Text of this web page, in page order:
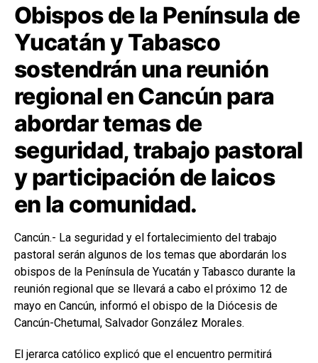
Obispos de la Península de
Yucatán y Tabasco
sostendrán una reunión
regional en Cancún para
abordar temas de
seguridad, trabajo pastoral
y participación de laicos
en la comunidad.
Cancún.- La seguridad y el fortalecimiento del trabajo
pastoral serán algunos de los temas que abordarán los
obispos de la Península de Yucatán y Tabasco durante la
reunión regional que se llevará a cabo el próximo 12 de
mayo en Cancún, informó el obispo de la Diócesis de
Cancún-Chetumal, Salvador González Morales.
El jerarca católico explicó que el encuentro permitirá